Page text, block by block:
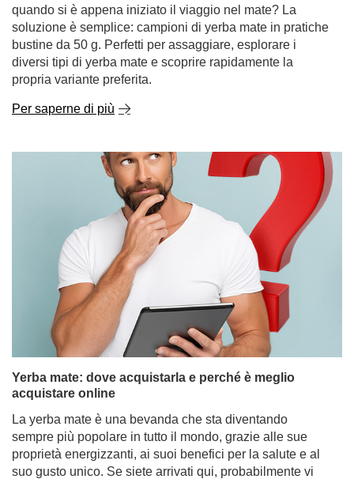
quando si è appena iniziato il viaggio nel mate? La
soluzione è semplice: campioni di yerba mate in pratiche
bustine da 50 g. Perfetti per assaggiare, esplorare i
diversi tipi di yerba mate e scoprire rapidamente la
propria variante preferita.
Per saperne di più
Yerba mate: dove acquistarla e perché è meglio
acquistare online
La yerba mate è una bevanda che sta diventando
sempre più popolare in tutto il mondo, grazie alle sue
proprietà energizzanti, ai suoi benefici per la salute e al
suo gusto unico. Se siete arrivati qui, probabilmente vi